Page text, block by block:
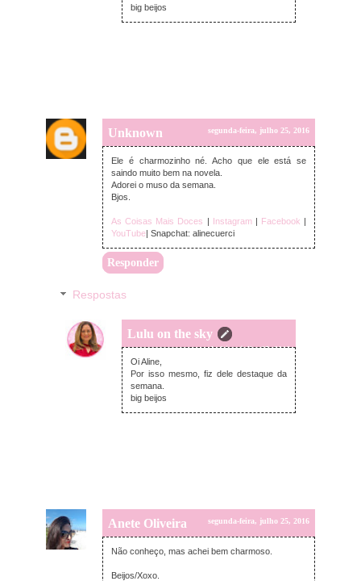
big beijos
Unknown segunda-feira, julho 25, 2016
Ele é charmozinho né. Acho que ele está se
saindo muito bem na novela.
Adorei o muso da semana.
Bjos.
As Coisas Mais Doces Instagram| Facebook
YouTube | Snapchat: alinecuerci
Responder
Respostas
Lulu on the sky
segunda-feira, julho 25, 2016
Oi Aline,
Por isso mesmo, fiz dele destaque da
semana.
big beijos
Anete Oliveira segunda-feira, julho 25, 2016
Não conheço, mas achei bem charmoso.
Beijos/Xoxo.